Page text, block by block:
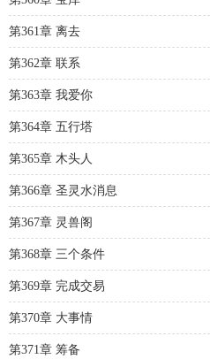
第361章 离去
第362章 联系
第363章 我爱你
第364章 五行塔
第365章 木头人
第366章 圣灵水消息
第367章 灵兽阁
第368章 三个条件
第369章 完成交易
第370章 大事情
第371章 筹备